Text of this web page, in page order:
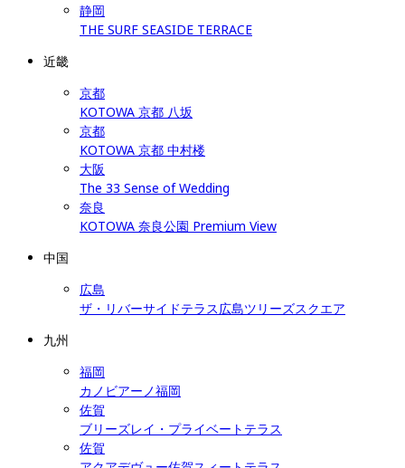
静岡
THE SURF SEASIDE TERRACE
近畿
京都
KOTOWA 京都 八坂
京都
KOTOWA 京都 中村楼
大阪
The 33 Sense of Wedding
奈良
KOTOWA 奈良公園 Premium View
中国
広島
ザ・リバーサイドテラス広島ツリーズスクエア
九州
福岡
カノビアーノ福岡
佐賀
ブリーズレイ・プライベートテラス
佐賀